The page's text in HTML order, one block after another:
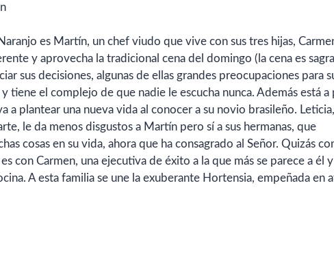
es Martín, un chef viudo que vive con sus tres hijas,
y aprovecha la tradicional cena del domingo (la cena es
sus decisiones, algunas de ellas grandes preocupaciones para
tiene el complejo de que nadie le escucha nunca. Además está a
a plantear una nueva vida al conocer a su novio brasileño. Leticia,
le da menos disgustos a Martín pero sí a sus hermanas, que
cosas en su vida, ahora que ha consagrado al Señor. Quizás
con Carmen, una ejecutiva de éxito a la que más se parece a él
A esta familia se une la exuberante Hortensia, empeñada en